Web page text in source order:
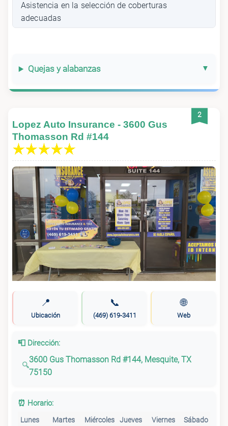
Asistencia en la selección de coberturas
adecuadas
Quejas y alabanzas
2
Lopez Auto Insurance - 3600 Gus
Thomasson Rd #144
📍
Ubicación
📞
(469) 619-3411
🌐
Web
📮 Dirección:
3600 Gus Thomasson Rd #144, Mesquite, TX
75150
⏰ Horario:
Lunes Martes Miércoles Jueves Viernes Sábado